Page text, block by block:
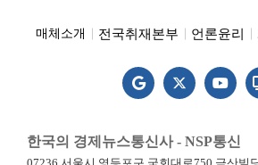
매체소개 전국취재본부 언론윤리
한국의 경제뉴스통신사 - NSP통신